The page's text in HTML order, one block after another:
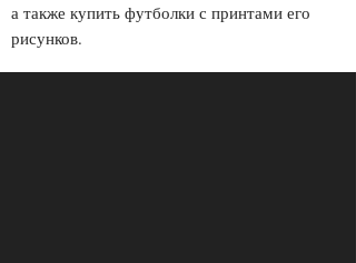
а также купить футболки с принтами его
рисунков.